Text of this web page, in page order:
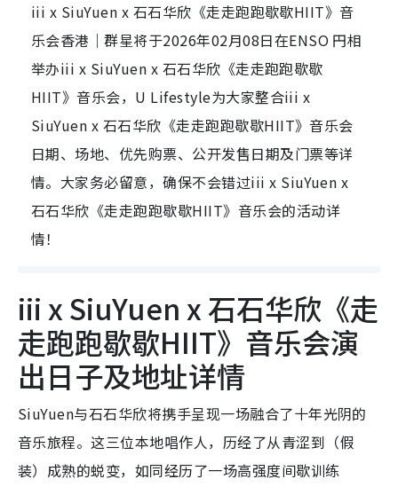
iii x SiuYuen x 石石华欣《走走跑跑歇歇HIIT》音
乐会香港｜群星将于2026年02月08日在ENSO 円相
举办iii x SiuYuen x 石石华欣《走走跑跑歇歇
HIIT》音乐会，U Lifestyle为大家整合iii x
SiuYuen x 石石华欣《走走跑跑歇歇HIIT》音乐会
日期、场地、优先购票、公开发售日期及门票等详
情。大家务必留意，确保不会错过iii x SiuYuen x
石石华欣《走走跑跑歇歇HIIT》音乐会的活动详
情！
iii x SiuYuen x 石石华欣《走
走跑跑歇歇HIIT》音乐会演
出日子及地址详情
SiuYuen与石石华欣将携手呈现一场融合了十年光阴的
音乐旅程。这三位本地唱作人，历经了从青涩到（假
装）成熟的蜕变，如同经历了一场高强度间歇训练